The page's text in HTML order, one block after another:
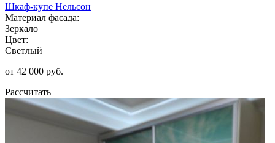
Шкаф-купе Нельсон
Материал фасада:
Зеркало
Цвет:
Светлый
от 42 000 руб.
Рассчитать